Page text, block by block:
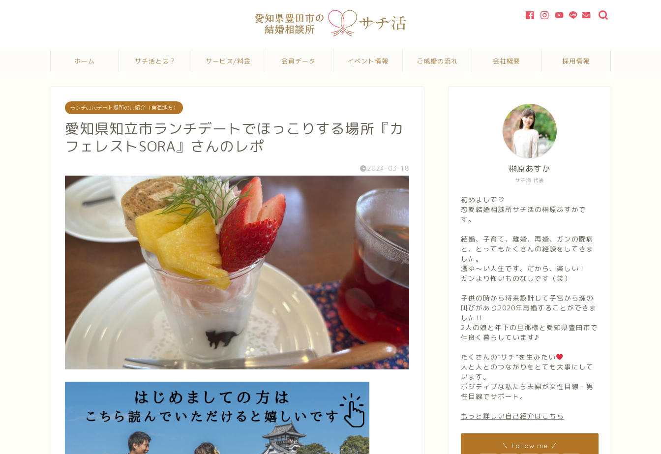
ホーム サチ活とは？ サービス/料金 会員データ イベント情報 ご成婚の流れ 会社概要 採用情報
ランチcafeデート場所のご紹介（東海地方）
愛知県知立市ランチデートでほっこりする場所『カ
フェレストSORA』さんのレポ
2024-03-18
サチ活 代表
榊原あすか
初めまして♡
恋愛結婚相談所サチ活の榊原あすかで
す。
結婚、子育て、離婚、再婚、ガンの闘病
と、とってもたくさんの経験をしてきま
した。
濃ゆ〜い人生です。だから、楽しい！
ガンより怖いものなしです（笑）
子供の時から将来設計して子宮から魂の
叫びがあり2020年再婚することができま
した‼︎
2人の娘と年下の旦那様と愛知県豊田市で
仲良く暮らしています♪
たくさんの″サチ”を生みたい
人と人とのつながりをとても大事にして
います。
ポジティブな私たち夫婦が女性目線・男
性目線でサポート。
もっと詳しい自己紹介はこちら
＼ Follow me ／